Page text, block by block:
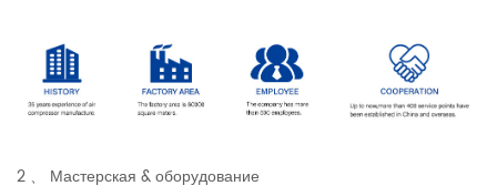
2 、 Мастерская & оборудование